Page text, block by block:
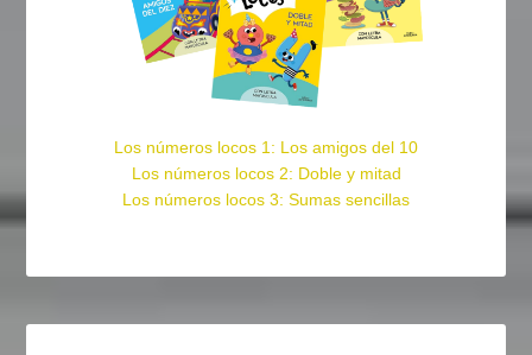
Los números locos 1: Los amigos del 10
Los números locos 2: Doble y mitad
Los números locos 3: Sumas sencillas